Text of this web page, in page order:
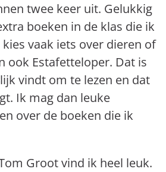
twee keer uit. Gelukkig
boeken in de klas die ik
vaak iets over dieren of
ook Estafetteloper. Dat is
vindt om te lezen en dat
Ik mag dan leuke
over de boeken die ik
Groot vind ik heel leuk.